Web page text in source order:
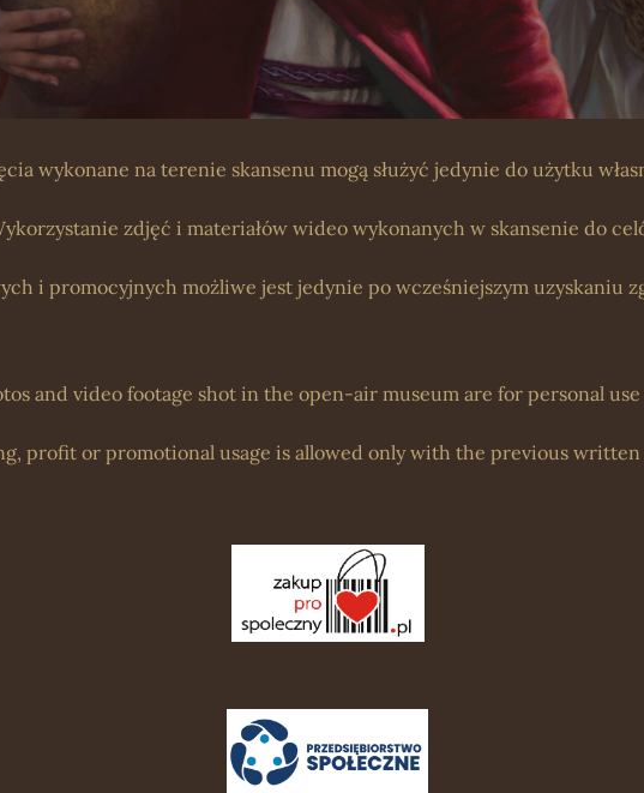
wykonane na terenie skansenu mogą służyć jedynie do użytku
zdjęć i materiałów wideo wykonanych w skansenie do
i promocyjnych możliwe jest jedynie po wcześniejszym uzyskaniu
and video footage shot in the open-air museum are for personal use
profit or promotional usage is allowed only with the previous